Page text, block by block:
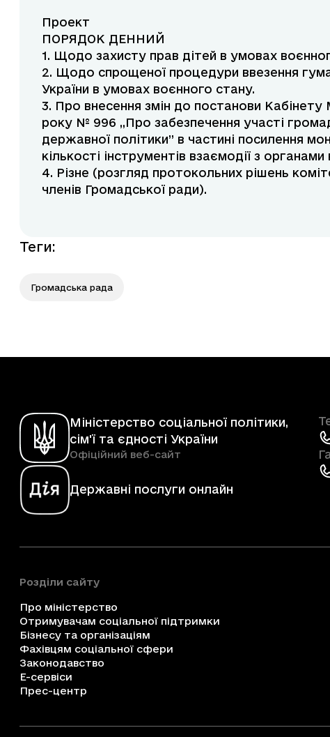
Проект
ПОРЯДОК ДЕННИЙ
1. Щодо захисту прав дітей в умовах
2. Щодо спрощеної процедури ввезення
України в умовах воєнного стану.
3. Про внесення змін до постанови Кабінету
року № 996 „Про забезпечення участі
державної політики” в частині посилення
кількості інструментів взаємодії з органами
4. Різне (розгляд протокольних рішень
членів Громадської ради).
Теги:
Громадська рада
Міністерство соціальної політики,
сім'ї та єдності України
Офіційний веб-сайт
Державні послуги онлайн
Розділи сайту
Про міністерство
Отримувачам соціальної підтримки
Бізнесу та організаціям
Фахівцям соціальної сфери
Законодавство
Е-сервіси
Прес-центр